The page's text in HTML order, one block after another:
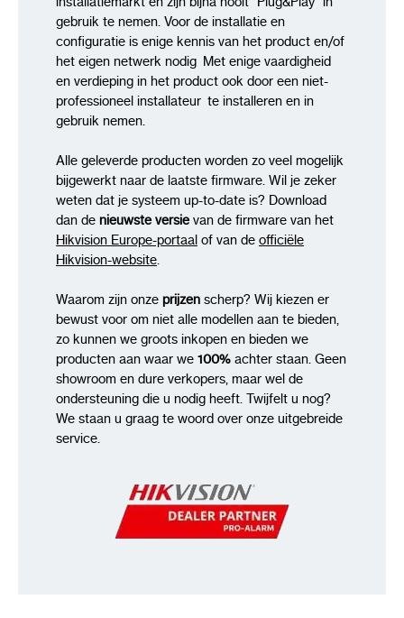
gebruik te nemen. Voor de installatie en
configuratie is enige kennis van het product en/of
het eigen netwerk nodig Met enige vaardigheid
en verdieping in het product ook door een niet-
professioneel installateur te installeren en in
gebruik nemen.
Alle geleverde producten worden zo veel mogelijk
bijgewerkt naar de laatste firmware. Wil je zeker
weten dat je systeem up-to-date is? Download
dan de nieuwste versievan de firmware van het
Hikvision Europe-portaal of van de officiële
Hikvision-website.
Waarom zijn onze prijzen scherp? Wij kiezen er
bewust voor om niet alle modellen aan te bieden,
zo kunnen we groots inkopen en bieden we
producten aan waar we 100% achter staan. Geen
showroom en dure verkopers, maar wel de
ondersteuning die u nodig heeft. Twijfelt u nog?
We staan u graag te woord over onze uitgebreide
service.